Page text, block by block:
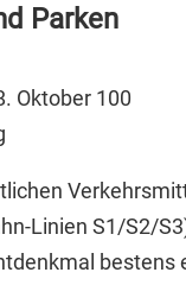
Parken
Oktober 100
Linien S1/S2/
bestens